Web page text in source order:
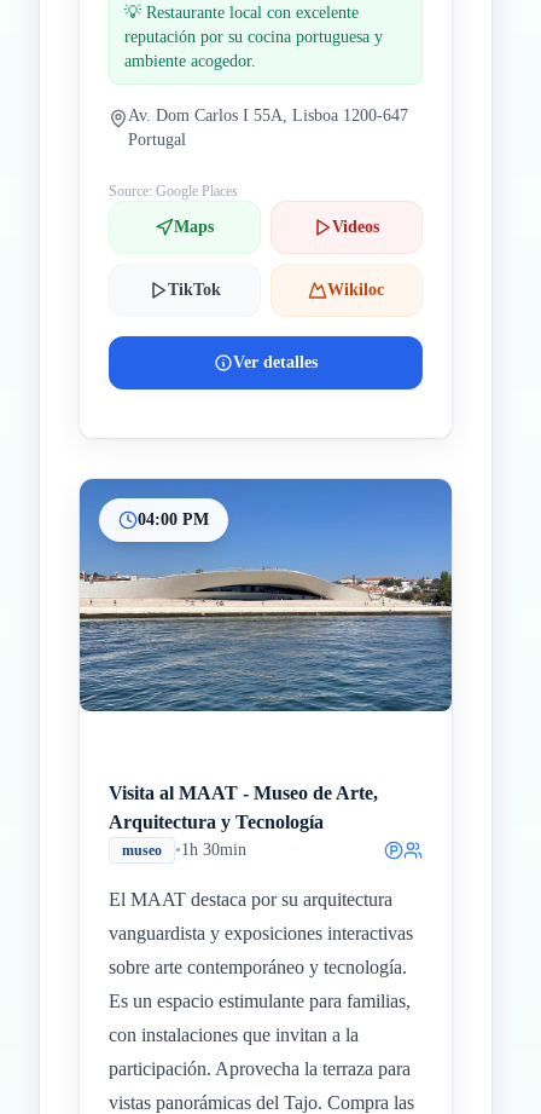
💡 Restaurante local con excelente
reputación por su cocina portuguesa y
ambiente acogedor.
Av. Dom Carlos I 55A, Lisboa 1200-647
Portugal
Source: Google Places
Maps Videos
TikTok Wikiloc
Ver detalles
04:00 PM
Visita al MAAT - Museo de Arte,
Arquitectura y Tecnología
museo •1h 30min
El MAAT destaca por su arquitectura
vanguardista y exposiciones interactivas
sobre arte contemporáneo y tecnología.
Es un espacio estimulante para familias,
con instalaciones que invitan a la
participación. Aprovecha la terraza para
vistas panorámicas del Tajo. Compra las